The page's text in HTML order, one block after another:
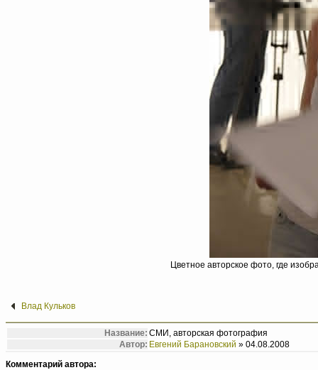
Цветное авторское фото, где
Влад Кульков
Название: СМИ, авторская фотография
Автор: Евгений Барановский » 04.08.2008
Комментарий автора: